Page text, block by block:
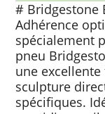
# Bridgestone
Adhérence
spécialement
pneu
une
sculpture
spécifiques.